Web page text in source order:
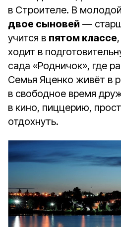
в Строи­теле. В
двое сыновей —
учится в пятом классе
ходит в
сада «Родничок», где
Семья Яценко живёт в
в свободное время
в кино, пиццерию,
отдохнуть.